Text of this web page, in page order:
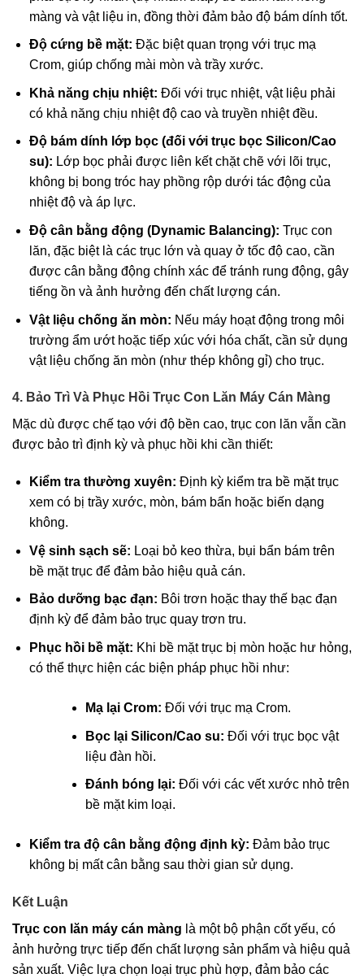
màng và vật liệu in, đồng thời đảm bảo độ bám dính tốt.
Độ cứng bề mặt: Đặc biệt quan trọng với trục mạ
Crom, giúp chống mài mòn và trầy xước.
Khả năng chịu nhiệt: Đối với trục nhiệt, vật liệu phải
có khả năng chịu nhiệt độ cao và truyền nhiệt đều.
Độ bám dính lớp bọc (đối với trục bọc Silicon/Cao
su): Lớp bọc phải được liên kết chặt chẽ với lõi trục,
không bị bong tróc hay phồng rộp dưới tác động của
nhiệt độ và áp lực.
Độ cân bằng động (Dynamic Balancing): Trục con
lăn, đặc biệt là các trục lớn và quay ở tốc độ cao, cần
được cân bằng động chính xác để tránh rung động, gây
tiếng ồn và ảnh hưởng đến chất lượng cán.
Vật liệu chống ăn mòn: Nếu máy hoạt động trong môi
trường ẩm ướt hoặc tiếp xúc với hóa chất, cần sử dụng
vật liệu chống ăn mòn (như thép không gỉ) cho trục.
4. Bảo Trì Và Phục Hồi Trục Con Lăn Máy Cán Màng
Mặc dù được chế tạo với độ bền cao, trục con lăn vẫn cần
được bảo trì định kỳ và phục hồi khi cần thiết:
Kiểm tra thường xuyên: Định kỳ kiểm tra bề mặt trục
xem có bị trầy xước, mòn, bám bẩn hoặc biến dạng
không.
Vệ sinh sạch sẽ: Loại bỏ keo thừa, bụi bẩn bám trên
bề mặt trục để đảm bảo hiệu quả cán.
Bảo dưỡng bạc đạn: Bôi trơn hoặc thay thế bạc đạn
định kỳ để đảm bảo trục quay trơn tru.
Phục hồi bề mặt: Khi bề mặt trục bị mòn hoặc hư hỏng,
có thể thực hiện các biện pháp phục hồi như:
Mạ lại Crom: Đối với trục mạ Crom.
Bọc lại Silicon/Cao su: Đối với trục bọc vật
liệu đàn hồi.
Đánh bóng lại: Đối với các vết xước nhỏ trên
bề mặt kim loại.
Kiểm tra độ cân bằng động định kỳ: Đảm bảo trục
không bị mất cân bằng sau thời gian sử dụng.
Kết Luận
Trục con lăn máy cán màng là một bộ phận cốt yếu, có
ảnh hưởng trực tiếp đến chất lượng sản phẩm và hiệu quả
sản xuất. Việc lựa chọn loại trục phù hợp, đảm bảo các